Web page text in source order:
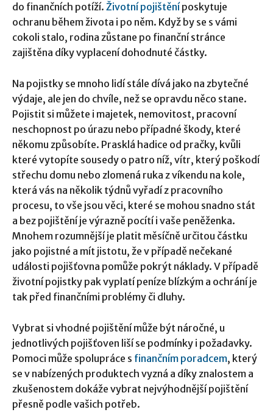
do finančních potíží. Životní pojištěníposkytuje
ochranu během života i po něm. Když by se s vámi
cokoli stalo, rodina zůstane po finanční stránce
zajištěna díky vyplacení dohodnuté částky.
Na pojistky se mnoho lidí stále dívá jako na zbytečné
výdaje, ale jen do chvíle, než se opravdu něco stane.
Pojistit si můžete i majetek, nemovitost, pracovní
neschopnost po úrazu nebo případné škody, které
někomu způsobíte. Prasklá hadice od pračky, kvůli
které vytopíte sousedy o patro níž, vítr, který poškodí
střechu domu nebo zlomená ruka z víkendu na kole,
která vás na několik týdnů vyřadí z pracovního
procesu, to vše jsou věci, které se mohou snadno stát
a bez pojištění je výrazně pocítí i vaše peněženka.
Mnohem rozumnější je platit měsíčně určitou částku
jako pojistné a mít jistotu, že v případě nečekané
události pojišťovna pomůže pokrýt náklady. V případě
životní pojistky pak vyplatí peníze blízkým a ochrání je
tak před finančními problémy či dluhy.
Vybrat si vhodné pojištění může být náročné, u
jednotlivých pojišťoven liší se podmínky i požadavky.
Pomoci může spolupráce s finančním poradcem, který
se v nabízených produktech vyzná a díky znalostem a
zkušenostem dokáže vybrat nejvýhodnější pojištění
přesně podle vašich potřeb.